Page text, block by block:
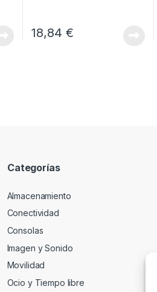
18,84 €
Categorías
Almacenamiento
Conectividad
Consolas
Imagen y Sonido
Movilidad
Ocio y Tiempo libre